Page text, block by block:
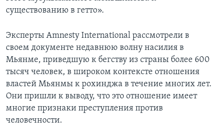
существованию в гетто».
Эксперты Amnesty International рассмотрели в
своем документе недавнюю волну насилия в
Мьянме, приведшую к бегству из страны более 600
тысяч человек, в широком контексте отношения
властей Мьянмы к рохинджа в течение многих лет.
Они пришли к выводу, что это отношение имеет
многие признаки преступления против
человечности.